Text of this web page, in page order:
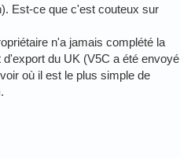
Est-ce que c'est couteux sur
n'a jamais complété la
du UK (V5C a été envoyé
où il est le plus simple de